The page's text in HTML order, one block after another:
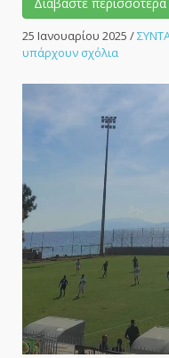
25 Ιανουαρίου 2025 /
υπάρχουν σχόλιαστο
ανάσας
–
ΜΕΤΩΠΟ